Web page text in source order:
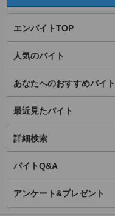
エンバイトTOP
人気のバイト
あなたへのおすすめバイト
最近見たバイト
詳細検索
バイトQ&A
アンケート&プレゼント